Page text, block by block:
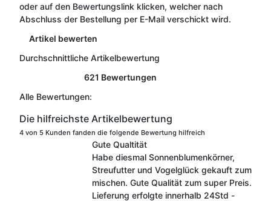
Durchschnittliche Artikelbewertung
621 Bewertungen
oder auf den Bewertungslink klicken, welcher nach
Abschluss der Bestellung per E-Mail verschickt wird.
Artikel bewerten
Alle Bewertungen:
Die hilfreichste Artikelbewertung
4 von 5 Kunden fanden die folgende Bewertung hilfreich
Gute Qualtität
Habe diesmal Sonnenblumenkörner,
Streufutter und Vogelglück gekauft zum
mischen. Gute Qualität zum super Preis.
Lieferung erfolgte innerhalb 24Std -